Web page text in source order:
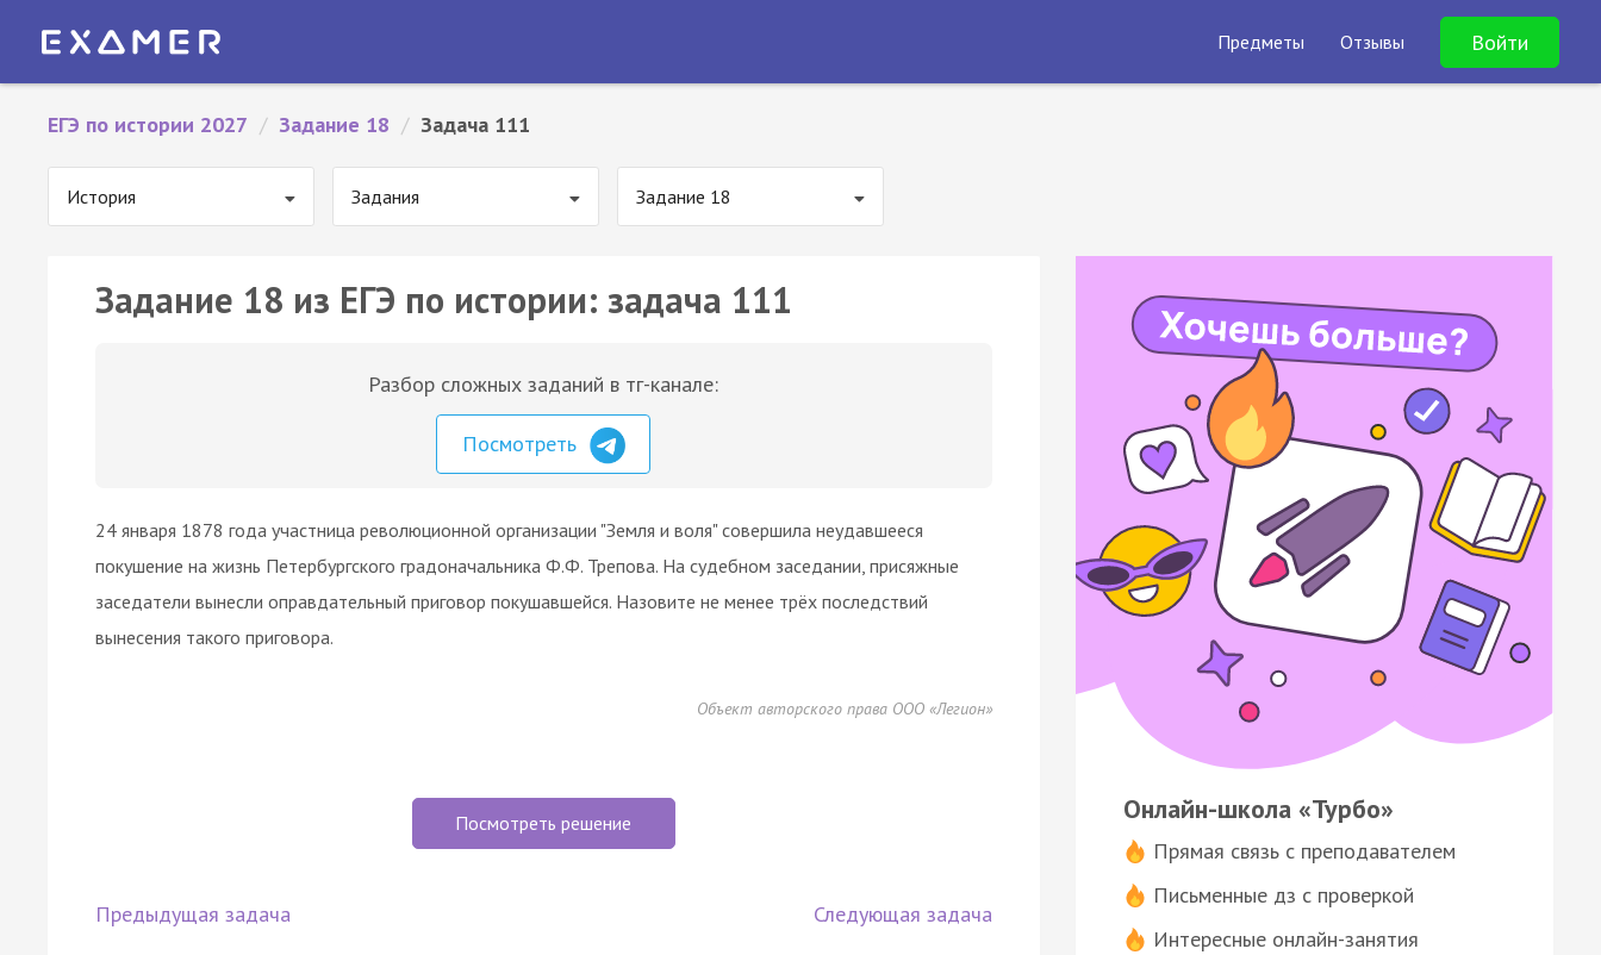
Предметы Отзывы Войти
ЕГЭ по истории 2027 / Задание 18 / Задача 111
История Задания Задание 18
Задание 18 из ЕГЭ по истории: задача 111
Разбор сложных заданий в тг-канале:
Посмотреть
24 января 1878 года участница революционной организации "Земля и воля" совершила неудавшееся
покушение на жизнь Петербургского градоначальника Ф.Ф. Трепова. На судебном заседании, присяжные
заседатели вынесли оправдательный приговор покушавшейся. Назовите не менее трёх последствий
вынесения такого приговора.
Объект авторского права ООО «Легион»
Посмотреть решение
Предыдущая задача Следующая задача
Онлайн-школа «Турбо»
Прямая связь с преподавателем
Письменные дз с проверкой
Интересные онлайн-занятия